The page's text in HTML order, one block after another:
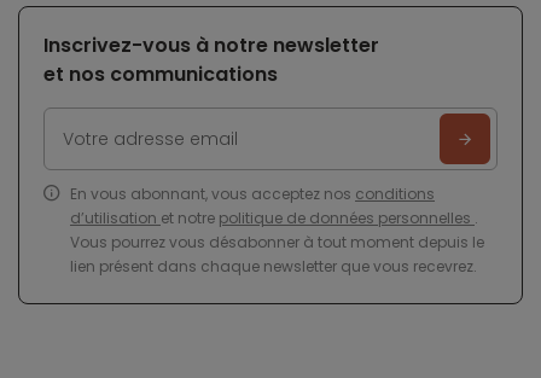
Inscrivez-vous à notre newsletter
et nos communications
En vous abonnant, vous acceptez nos conditions
d’utilisation et notre politique de données personnelles .
Vous pourrez vous désabonner à tout moment depuis le
lien présent dans chaque newsletter que vous recevrez.